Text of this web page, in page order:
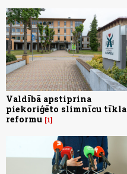
Valdībā apstiprina
piekoriģēto slimnīcu tīkla
reformu 1